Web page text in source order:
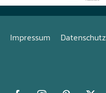
Impressum Datenschutz